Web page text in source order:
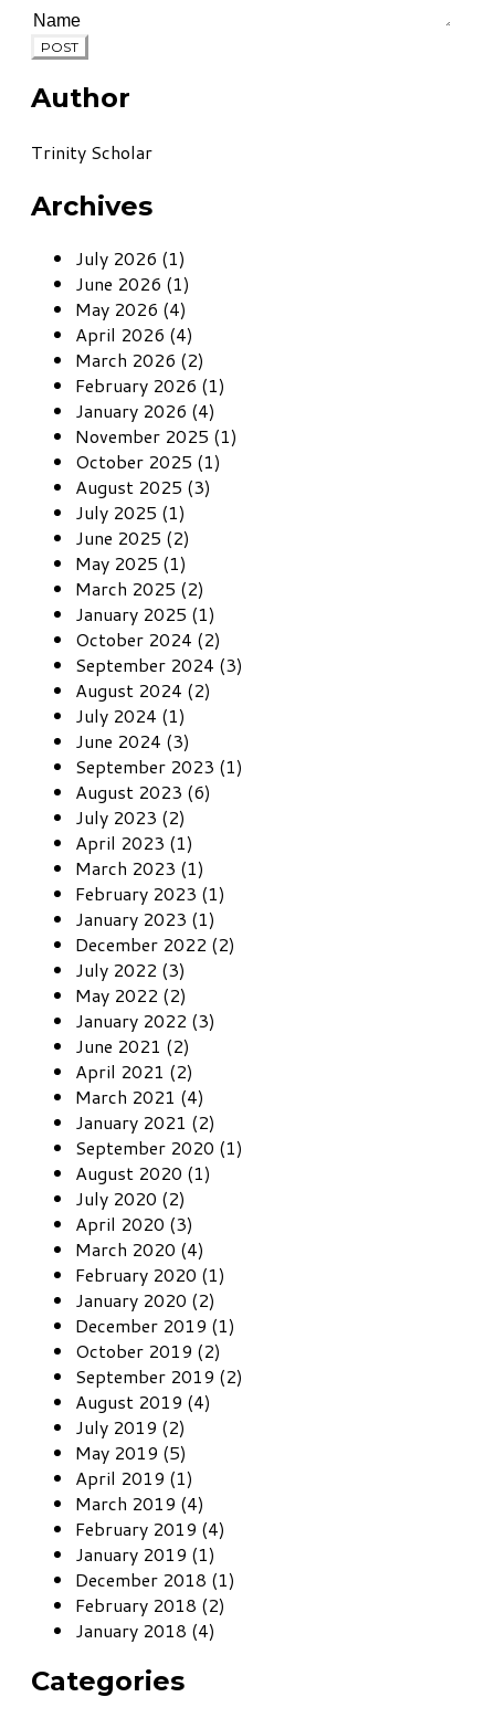
POST
Author
Trinity Scholar
Archives
July 2026 (1)
June 2026 (1)
May 2026 (4)
April 2026 (4)
March 2026 (2)
February 2026 (1)
January 2026 (4)
November 2025 (1)
October 2025 (1)
August 2025 (3)
July 2025 (1)
June 2025 (2)
May 2025 (1)
March 2025 (2)
January 2025 (1)
October 2024 (2)
September 2024 (3)
August 2024 (2)
July 2024 (1)
June 2024 (3)
September 2023 (1)
August 2023 (6)
July 2023 (2)
April 2023 (1)
March 2023 (1)
February 2023 (1)
January 2023 (1)
December 2022 (2)
July 2022 (3)
May 2022 (2)
January 2022 (3)
June 2021 (2)
April 2021 (2)
March 2021 (4)
January 2021 (2)
September 2020 (1)
August 2020 (1)
July 2020 (2)
April 2020 (3)
March 2020 (4)
February 2020 (1)
January 2020 (2)
December 2019 (1)
October 2019 (2)
September 2019 (2)
August 2019 (4)
July 2019 (2)
May 2019 (5)
April 2019 (1)
March 2019 (4)
February 2019 (4)
January 2019 (1)
December 2018 (1)
February 2018 (2)
January 2018 (4)
Categories